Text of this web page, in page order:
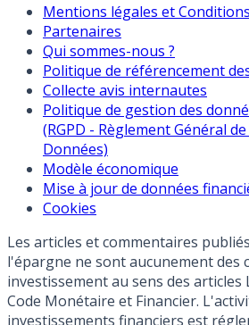
Mentions légales et
Partenaires
Qui sommes-nous ?
Politique de référencement
Collecte avis internautes
Politique de gestion des
(RGPD - Règlement Général
Données)
Modèle économique
Mise à jour de données
Cookies
Les articles et commentaires
l'épargne ne sont aucunement des
investissement au sens des articles
Code Monétaire et Financier.
investissements financiers est